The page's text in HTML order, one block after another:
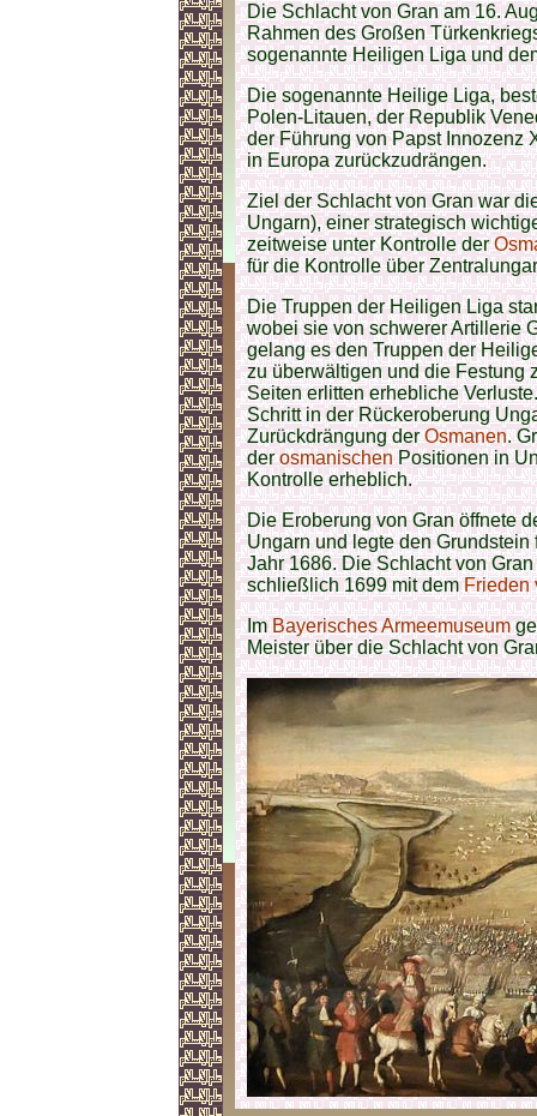
Die Schlacht von Gran am 16.
Rahmen des Großen
sogenannte Heiligen Liga und
Die sogenannte Heilige Liga,
Polen-Litauen, der Republik
der Führung von Papst Innozenz
in Europa zurückzudrängen.
Ziel der Schlacht von Gran war
Ungarn), einer strategisch
zeitweise unter Kontrolle der
für die Kontrolle über
Die Truppen der Heiligen Liga
wobei sie von schwerer Artillerie
gelang es den Truppen der
zu überwältigen und die Festung
Seiten erlitten erhebliche
Schritt in der Rückeroberung
Zurückdrängung derOsmanen.
derosmanischenPositionen in
Kontrolle erheblich.
Die Eroberung von Gran öffnete
Ungarn und legte den
Jahr 1686. Die Schlacht von
schließlich 1699 mit demFrieden
ImBayerisches Armeemuseum
Meister über die Schlacht von